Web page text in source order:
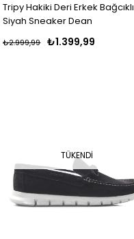
Tripy Hakiki Deri Erkek Bağcıklı
Siyah Sneaker Dean
₺1.399,99
₺2.999,99
TÜKENDI